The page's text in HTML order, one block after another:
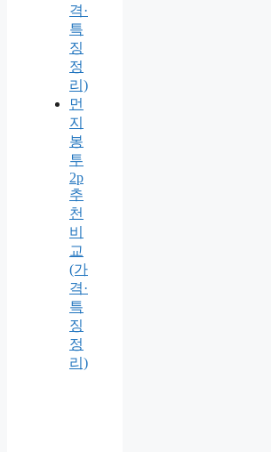
격·
특
징
정
리)
먼
지
봉
투
2p
추
천
비
교
(가
격·
특
징
정
리)